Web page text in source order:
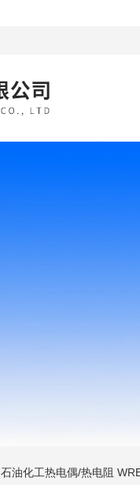
石油化工热电偶/热电阻